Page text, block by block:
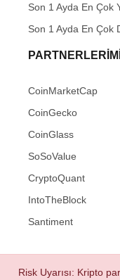
Son 1 Ayda En Çok
Son 1 Ayda En Çok
CoinMarketCap
CoinGecko
CoinGlass
SoSoValue
CryptoQuant
IntoTheBlock
Santiment
Risk Uyarısı: Kripto